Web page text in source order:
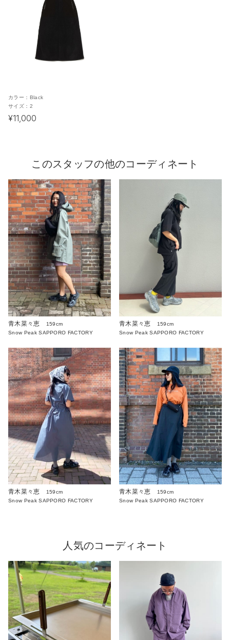
カラー： Black
サイズ： 2
¥11,000
このスタッフの他のコーディネート
青木菜々恵
159cm
Snow Peak SAPPORO FACTORY
青木菜々恵
159cm
Snow Peak SAPPORO FACTORY
青木菜々恵
159cm
Snow Peak SAPPORO FACTORY
青木菜々恵
159cm
Snow Peak SAPPORO FACTORY
人気のコーディネート